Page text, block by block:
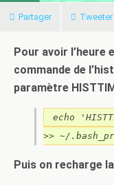
Partager Tweeter
Pour avoir l’heure
commande de
paramètre
echo
>> ~/
Puis on recharge